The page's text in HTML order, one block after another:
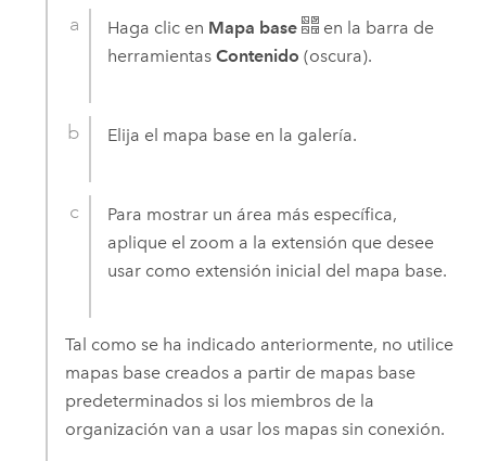
Haga clic en Mapa base
en la barra de
herramientasContenido (oscura).
Elija el mapa base en la galería.
Para mostrar un área más específica,
aplique el zoom a la extensión que desee
usar como extensión inicial del mapa base.
Tal como se ha indicado anteriormente, no utilice
mapas base creados a partir de mapas base
predeterminados si los miembros de la
organización van a usar los mapas sin conexión.